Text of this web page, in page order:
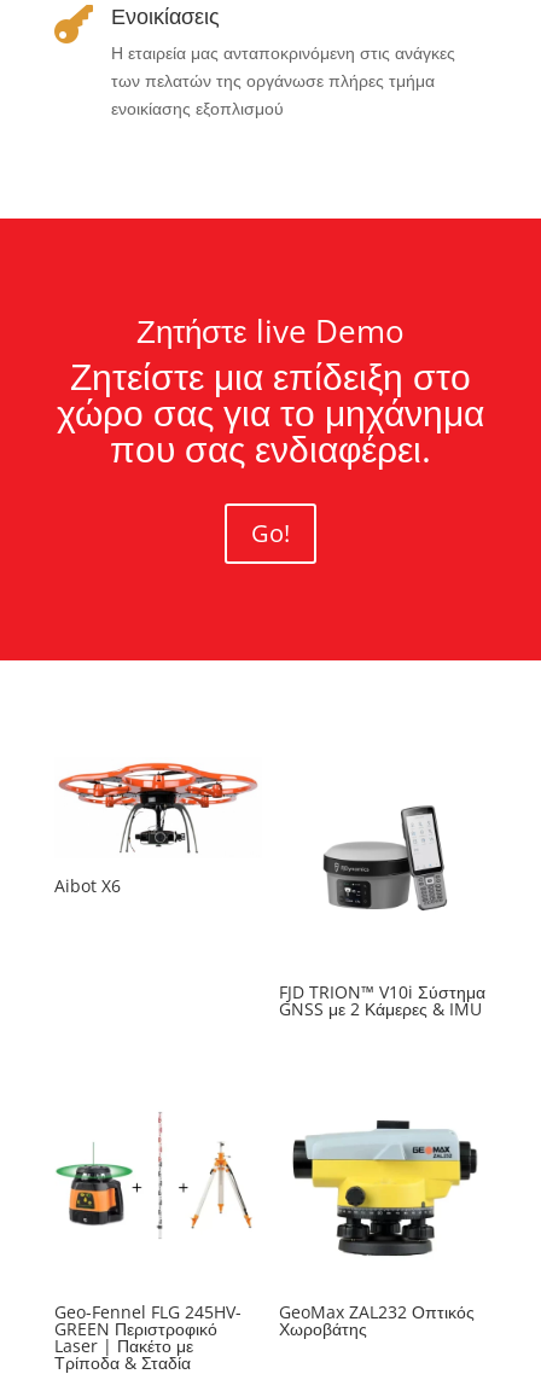
 Ενοικίασεις
Η εταιρεία μας ανταποκρινόμενη στις ανάγκες
των πελατών της οργάνωσε πλήρες τμήμα
ενοικίασης εξοπλισμού
Ζητήστε live Demo
Ζητείστε μια επίδειξη στο
χώρο σας για το μηχάνημα
που σας ενδιαφέρει.
Go!
Aibot X6
FJD TRION™ V10i Σύστημα
GNSS με 2 Κάμερες & IMU
Geo-Fennel FLG 245HV-
GREEN Περιστροφικό
Laser | Πακέτο με
Τρίποδα & Σταδία
GeoMax ZAL232 Οπτικός
Χωροβάτης